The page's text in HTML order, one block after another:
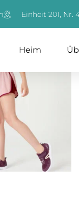
Einheit 201, Nr.
Heim